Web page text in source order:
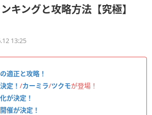
キングと攻略方法【究極】
13:25
適正と攻略！
定！ /カーミラ/ツクモが登場！
が決定！
催が決定！